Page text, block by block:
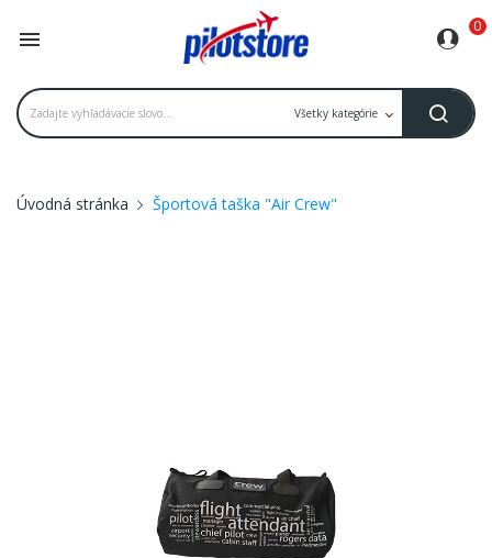

0
Úvodná stránka Športová taška "Air Crew"